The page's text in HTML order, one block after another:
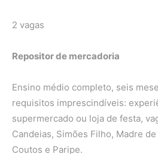
2 vagas
Repositor de mercadoria
Ensino médio completo, seis
requisitos imprescindíveis:
supermercado ou loja de festa,
Candeias, Simões Filho, Madre
Coutos e Paripe.